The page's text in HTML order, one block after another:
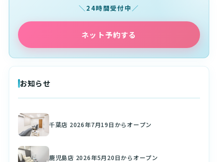
24時間受付中
ネット予約する
お知らせ
千葉店 2026年7月19日からオープン
鹿児島店 2026年5月20日からオープン